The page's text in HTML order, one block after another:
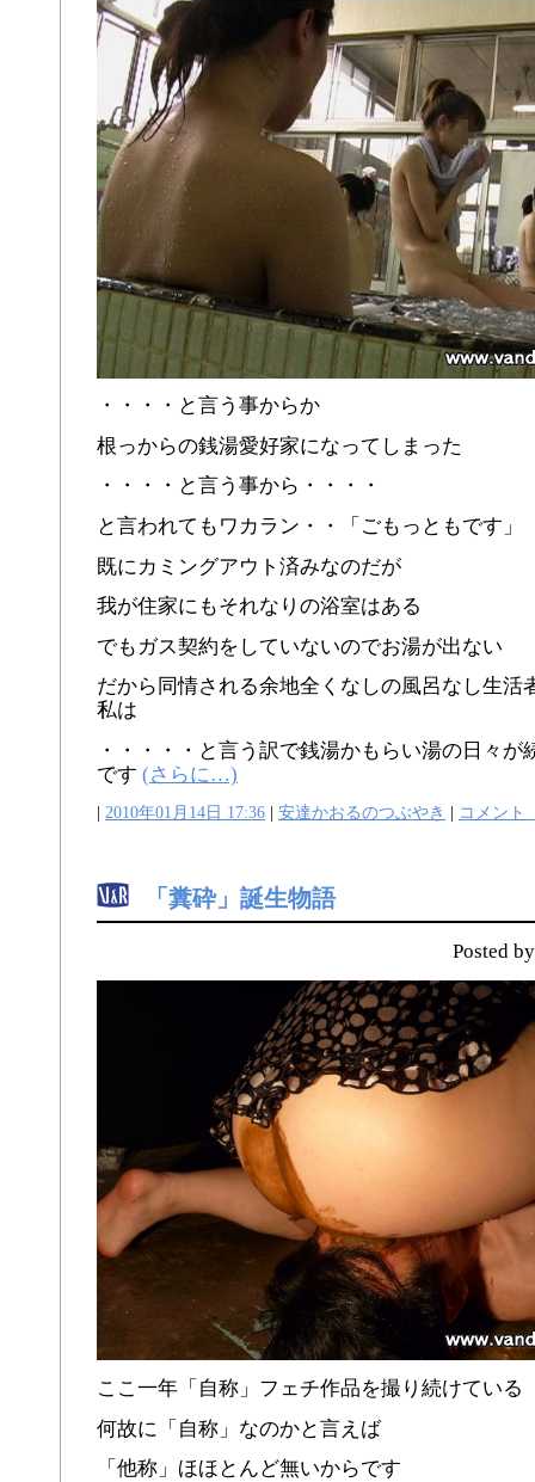
・・・・と言う事からか
根っからの銭湯愛好家になってしまった
・・・・と言う事から・・・・
と言われてもワカラン・・「ごもっともです」
既にカミングアウト済みなのだが
我が住家にもそれなりの浴室はある
でもガス契約をしていないのでお湯が出ない
だから同情される余地全くなしの風呂なし生活
私は
・・・・・と言う訳で銭湯かもらい湯の日々が
です (さらに…)
| 2010年01月14日 17:36 | 安達かおるのつぶやき | コメント
「糞砕」誕生物語
Posted
ここ一年「自称」フェチ作品を撮り続けている
何故に「自称」なのかと言えば
「他称」ほほとんど無いからです